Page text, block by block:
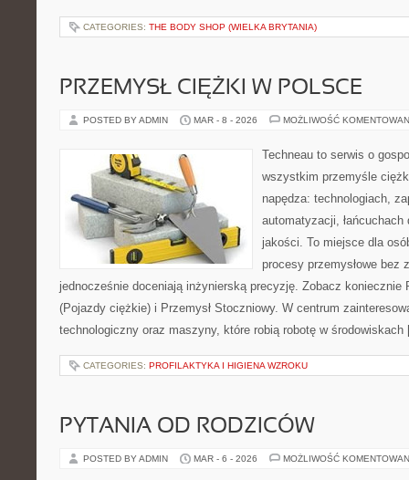
CATEGORIES: THE BODY SHOP (WIELKA BRYTANIA)
PRZEMYSŁ CIĘŻKI W POLSCE
POSTED BY ADMIN MAR - 8 - 2026 MOŻLIWOŚĆ
Techneau to serwis o
wszystkim przemyśle
napędza: technologiach,
automatyzacji,
jakości. To miejsce dla
procesy przemysłowe bez
jednocześnie doceniają inżynierską precyzję. Zobacz koniecznie
(Pojazdy ciężkie) i Przemysł Stoczniowy. W centrum
technologiczny oraz maszyny, które robią robotę w
CATEGORIES: PROFILAKTYKA I HIGIENA WZROKU
PYTANIA OD RODZICÓW
POSTED BY ADMIN MAR - 6 - 2026 MOŻLIWOŚĆ